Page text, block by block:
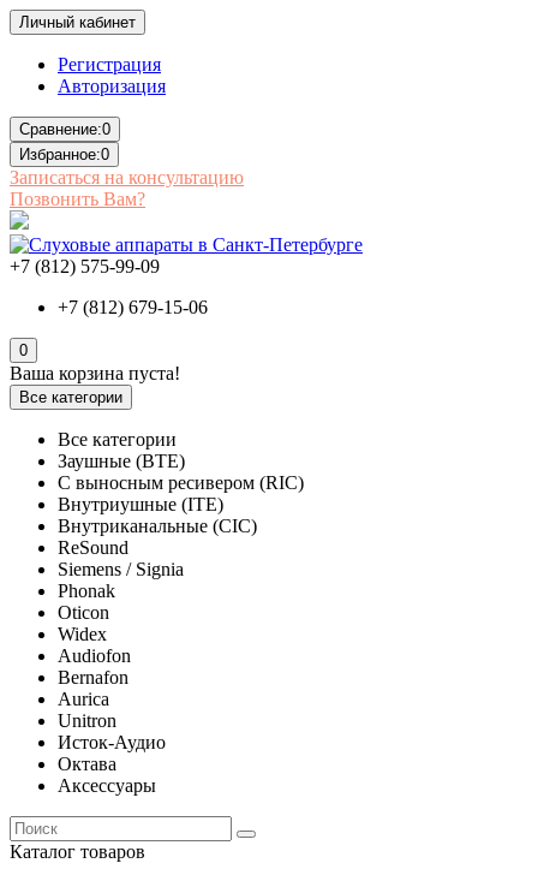
Личный кабинет
Регистрация
Авторизация
Сравнение:0
Избранное:0
Записаться на консультацию
Позвонить Вам?
+7 (812) 575-99-09
+7 (812) 679-15-06
0
Ваша корзина пуста!
Все категории
Все категории
Заушные (BTE)
С выносным ресивером (RIC)
Внутриушные (ITE)
Внутриканальные (CIC)
ReSound
Siemens / Signia
Phonak
Oticon
Widex
Audiofon
Bernafon
Aurica
Unitron
Исток-Аудио
Октава
Аксессуары
Каталог товаров